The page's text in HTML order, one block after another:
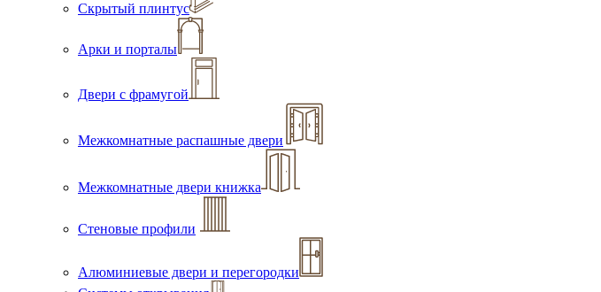
Скрытый плинтус
Арки и порталы
Двери с фрамугой
Межкомнатные распашные двери
Межкомнатные двери книжка
Стеновые профили
Алюминиевые двери и перегородки